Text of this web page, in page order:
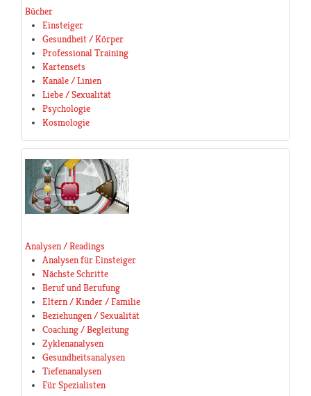
Bücher
Einsteiger
Gesundheit / Körper
Professional Training
Kartensets
Kanäle / Linien
Liebe / Sexualität
Psychologie
Kosmologie
Analysen / Readings
Analysen für Einsteiger
Nächste Schritte
Beruf und Berufung
Eltern / Kinder / Familie
Beziehungen / Sexualität
Coaching / Begleitung
Zyklenanalysen
Gesundheitsanalysen
Tiefenanalysen
Für Spezialisten